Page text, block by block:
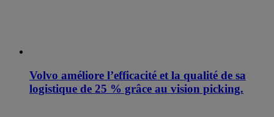
Volvo améliore l’efficacité et la qualité de sa
logistique de 25 % grâce au vision picking.